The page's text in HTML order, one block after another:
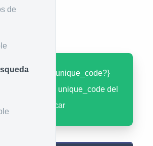
de
uso
{code}/{unique_code?}
requerido, es el unique_code del
para especificar